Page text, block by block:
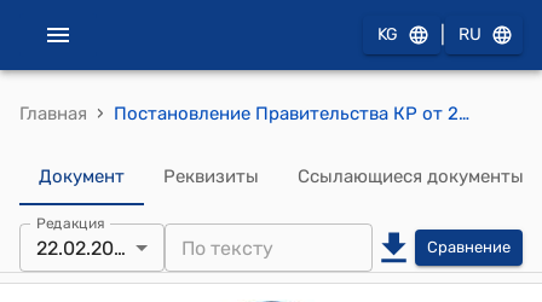
KG RU
Главная › Постановление Правительства КР от 22 февраля 2011 года №64 "О внесении изменений и дополнений в постановление Правительства Кыргызской Республики «Об утверждении Инструкции о перемещении товаров и автотранспорта через государственную границу Кыргызской Республики физическими лицами» от 31 декабря 2004 года № 976»"
Документ Реквизиты Ссылающиеся документы
Редакция
22.02.2011 Сравнение